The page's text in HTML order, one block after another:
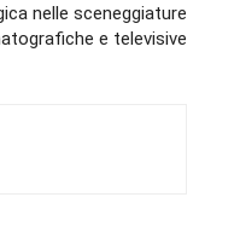
nelle sceneggiature
e televisive